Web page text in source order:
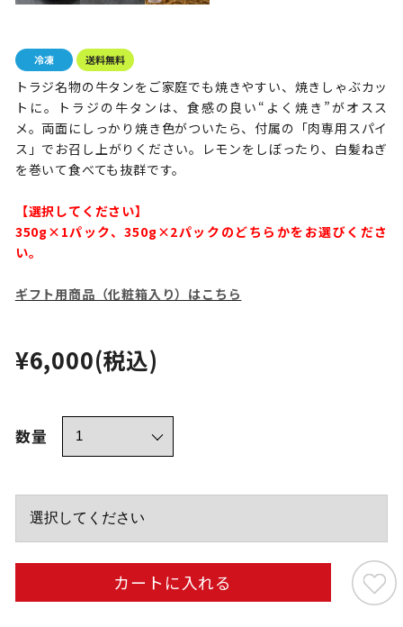
トラジ名物の牛タンをご家庭でも焼きやすい、焼きしゃぶカッ
トに。トラジの牛タンは、食感の良い“よく焼き”がオスス
メ。両面にしっかり焼き色がついたら、付属の「肉専用スパイ
ス」でお召し上がりください。レモンをしぼったり、白髪ねぎ
を巻いて食べても抜群です。
【選択してください】
350g×1パック、350g×2パックのどちらかをお選びくださ
い。
ギフト用商品（化粧箱入り）はこちら
¥6,000(税込)
数量
カートに入れる